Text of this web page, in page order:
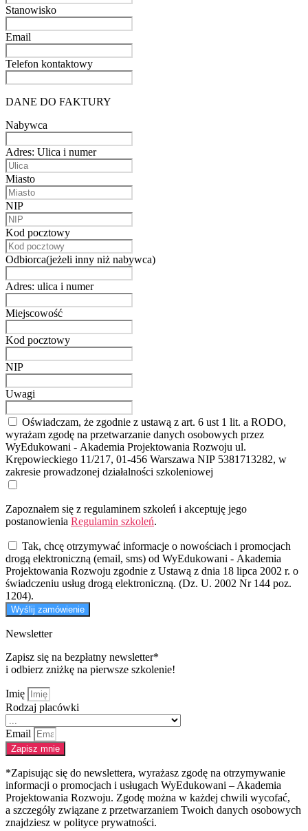
Stanowisko
Email
Telefon kontaktowy
DANE DO FAKTURY
Nabywca
Adres: Ulica i numer
Miasto
NIP
Kod pocztowy
Odbiorca(jeżeli inny niż nabywca)
Adres: ulica i numer
Miejscowość
Kod pocztowy
NIP
Uwagi
Oświadczam, że zgodnie z ustawą z art. 6 ust 1 lit. a RODO,
wyrażam zgodę na przetwarzanie danych osobowych przez
WyEdukowani - Akademia Projektowania Rozwoju ul.
Krępowieckiego 11/217, 01-456 Warszawa NIP 5381713282, w
zakresie prowadzonej działalności szkoleniowej
Zapoznałem się z regulaminem szkoleń i akceptuję jego
postanowienia Regulamin szkoleń.
Tak, chcę otrzymywać informacje o nowościach i promocjach
drogą elektroniczną (email, sms) od WyEdukowani - Akademia
Projektowania Rozwoju zgodnie z Ustawą z dnia 18 lipca 2002 r. o
świadczeniu usług drogą elektroniczną. (Dz. U. 2002 Nr 144 poz.
1204).
Wyślij zamówienie
Newsletter
Zapisz się na bezpłatny newsletter*
i odbierz zniżkę na pierwsze szkolenie!
Imię
Rodzaj placówki
Email
Zapisz mnie
*Zapisując się do newslettera, wyrażasz zgodę na otrzymywanie
informacji o promocjach i usługach WyEdukowani – Akademia
Projektowania Rozwoju. Zgodę można w każdej chwili wycofać,
a szczegóły związane z przetwarzaniem Twoich danych osobowych
znajdziesz w polityce prywatności.